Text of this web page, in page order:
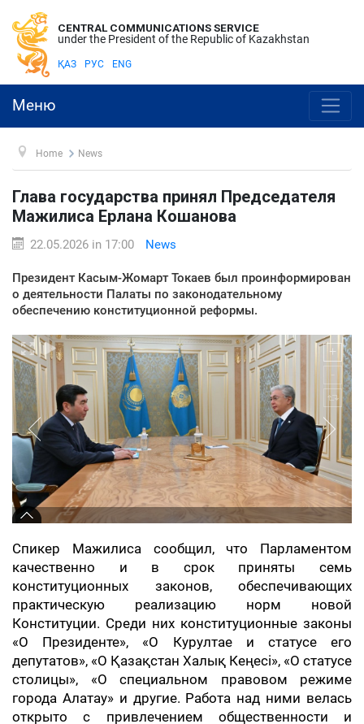
CENTRAL COMMUNICATIONS SERVICE
under the President of the Republic of Kazakhstan
ҚАЗ РУС ENG
Меню
Home News
Глава государства принял Председателя
Мажилиса Ерлана Кошанова
22.05.2026 in 17:00 News
Президент Касым-Жомарт Токаев был проинформирован
о деятельности Палаты по законодательному
обеспечению конституционной реформы.
Спикер Мажилиса сообщил, что Парламентом
качественно и в срок приняты семь
конституционных законов, обеспечивающих
практическую реализацию норм новой
Конституции. Среди них конституционные законы
«О Президенте», «О Курултае и статусе его
депутатов», «О Қазақстан Халық Кеңесі», «О статусе
столицы», «О специальном правовом режиме
города Алатау» и другие. Работа над ними велась
открыто с привлечением общественности и